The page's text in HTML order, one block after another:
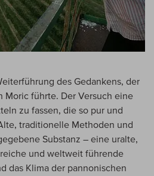
des Gedankens, der
Moric führte. Der Versuch eine
zu fassen, die so pur und
traditionelle Methoden und
Substanz – eine uralte,
und weltweit führende
das Klima der pannonischen